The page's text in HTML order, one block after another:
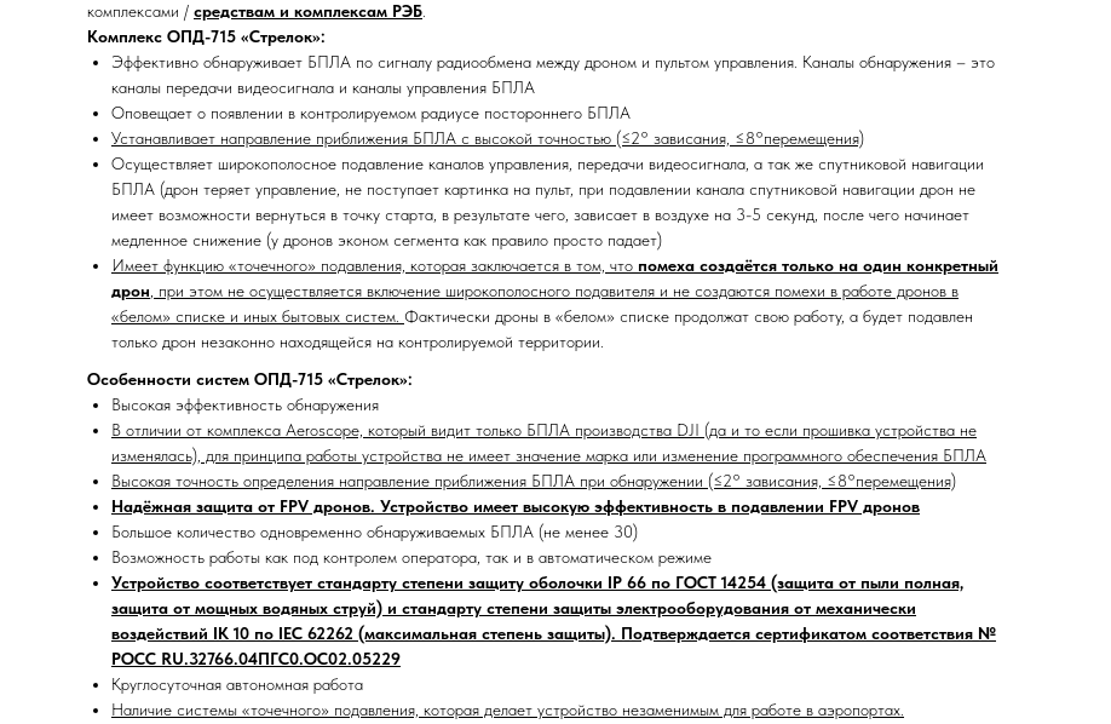
комплексами / средствам и комплексам РЭБ.
Комплекс ОПД-715 «Стрелок»:
Эффективно обнаруживает БПЛА по сигналу радиообмена между дроном и пультом управления. Каналы обнаружения – это
каналы передачи видеосигнала и каналы управления БПЛА
Оповещает о появлении в контролируемом радиусе постороннего БПЛА
Устанавливает направление приближения БПЛА с высокой точностью (≤2° зависания, ≤8°перемещения)
Осуществляет широкополосное подавление каналов управления, передачи видеосигнала, а так же спутниковой навигации
БПЛА (дрон теряет управление, не поступает картинка на пульт, при подавлении канала спутниковой навигации дрон не
имеет возможности вернуться в точку старта, в результате чего, зависает в воздухе на 3-5 секунд, после чего начинает
медленное снижение (у дронов эконом сегмента как правило просто падает)
Имеет функцию «точечного» подавления, которая заключается в том, что помеха создаётся только на один конкретный
дрон, при этом не осуществляется включение широкополосного подавителя и не создаются помехи в работе дронов в
«белом» списке и иных бытовых систем. Фактически дроны в «белом» списке продолжат свою работу, а будет подавлен
только дрон незаконно находящейся на контролируемой территории.
Особенности систем ОПД-715 «Стрелок»:
Высокая эффективность обнаружения
В отличии от комплекса Aeroscope, который видит только БПЛА производства DJI (да и то если прошивка устройства не
изменялась), для принципа работы устройства не имеет значение марка или изменение программного обеспечения БПЛА
Высокая точность определения направление приближения БПЛА при обнаружении (≤2° зависания, ≤8°перемещения)
Надёжная защита от FPV дронов. Устройство имеет высокую эффективность в подавлении FPV дронов
Большое количество одновременно обнаруживаемых БПЛА (не менее 30)
Возможность работы как под контролем оператора, так и в автоматическом режиме
Устройство соответствует стандарту степени защиту оболочки IP 66 по ГОСТ 14254 (защита от пыли полная,
защита от мощных водяных струй) и стандарту степени защиты электрооборудования от механически
воздействий IK 10 по IEC 62262 (максимальная степень защиты). Подтверждается сертификатом соответствия №
РОСС RU.32766.04ПГС0.ОС02.05229
Круглосуточная автономная работа
Наличие системы «точечного» подавления, которая делает устройство незаменимым для работе в аэропортах.